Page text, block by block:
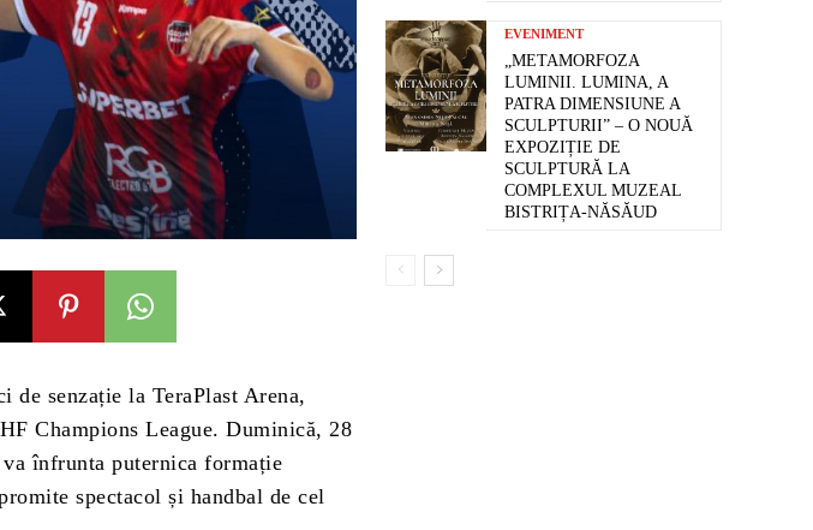
de senzație la TeraPlast Arena,
Champions League. Duminică, 28
înfrunta puternica formație
spectacol și handbal de cel
EVENIMENT
„METAMORFOZA
LUMINII. LUMINA, A
PATRA DIMENSIUNE A
SCULPTURII” – O NOUĂ
EXPOZIȚIE DE
SCULPTURĂ LA
COMPLEXUL MUZEAL
BISTRIȚA-NĂSĂUD